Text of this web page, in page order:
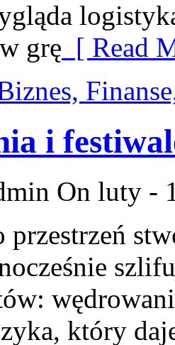
grę [ Read
i
On luty -
przestrzeń
który